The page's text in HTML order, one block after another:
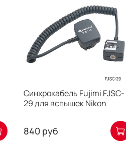
Синхрокабель Fujimi FJSC-
29 для вспышек Nikon
840 руб